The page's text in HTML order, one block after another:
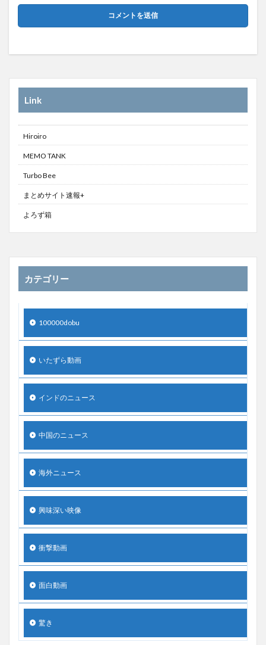
Link
Hiroiro
MEMO TANK
Turbo Bee
まとめサイト速報+
よろず箱
カテゴリー
100000dobu
いたずら動画
インドのニュース
中国のニュース
海外ニュース
興味深い映像
衝撃動画
面白動画
驚き